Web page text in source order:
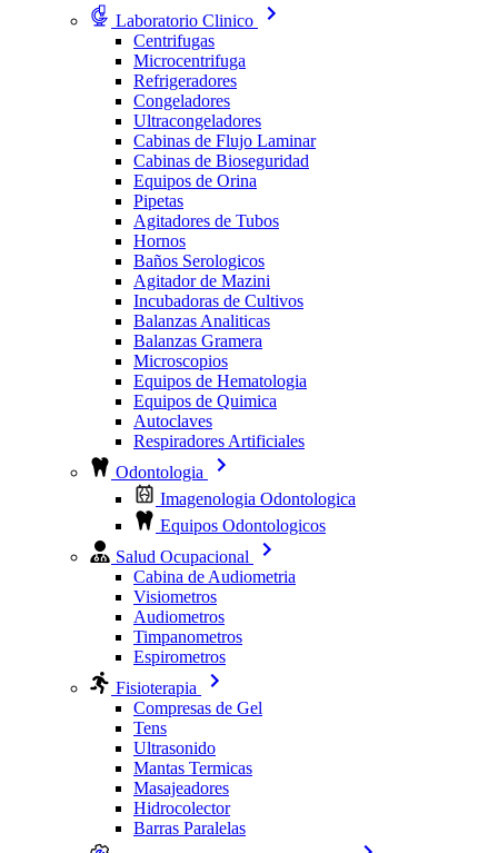
Laboratorio Clinico
Centrifugas
Microcentrifuga
Refrigeradores
Congeladores
Ultracongeladores
Cabinas de Flujo Laminar
Cabinas de Bioseguridad
Equipos de Orina
Pipetas
Agitadores de Tubos
Hornos
Baños Serologicos
Agitador de Mazini
Incubadoras de Cultivos
Balanzas Analiticas
Balanzas Gramera
Microscopios
Equipos de Hematologia
Equipos de Quimica
Autoclaves
Respiradores Artificiales
Odontologia
Imagenologia Odontologica
Equipos Odontologicos
Salud Ocupacional
Cabina de Audiometria
Visiometros
Audiometros
Timpanometros
Espirometros
Fisioterapia
Compresas de Gel
Tens
Ultrasonido
Mantas Termicas
Masajeadores
Hidrocolector
Barras Paralelas